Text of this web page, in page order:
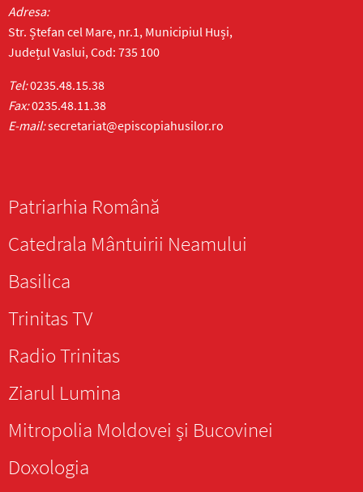
Adresa:
Str. Ștefan cel Mare, nr.1, Municipiul Huși,
Județul Vaslui, Cod: 735 100
Tel:0235.48.15.38
Fax:0235.48.11.38
E-mail:secretariat@episcopiahusilor.ro
Patriarhia Română
Catedrala Mântuirii Neamului
Basilica
Trinitas TV
Radio Trinitas
Ziarul Lumina
Mitropolia Moldovei și Bucovinei
Doxologia